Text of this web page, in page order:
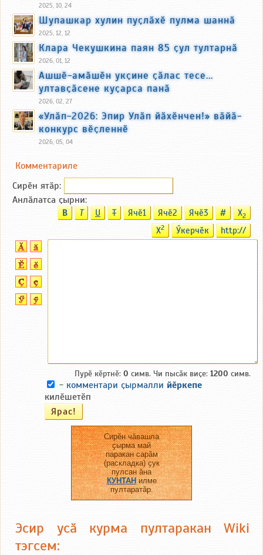
2025, 10, 24
Шупашкар хулин пуҫлӑхӗ пулма шаннӑ
2025, 12, 12
Клара Чекушкина паян 85 ҫул тултарнӑ
2026, 01, 12
Ашшӗ-амӑшӗн укҫине ҫӑлас тесе...
ултавҫӑсене куҫарса панӑ
2026, 02, 27
«Улӑп-2026: Эпир Улӑп йӑхӗнчен!» вӑйӑ-
конкурс вӗҫленнӗ
2026, 05, 04
Комментариле
Сирӗн ятӑp:
Анлӑлатса ҫырни:
B T U T Ячӗ1 Ячӗ2 Ячӗ3 # X2
X2 Ӳкерчӗк http://
Пурӗ кӗртнӗ: 0 симв. Чи пысӑк виҫе: 1200 симв.
- комментари ҫырмалли йӗркепе
килӗшетӗп
Сирӗн чӑвашла
ҫырма май
паракан сарӑм
(раскладка) ҫук
пулсан ӑна
КУНТАНилме
пултаратӑр.
Эсир усӑ курма пултаракан Wiki
тэгсем: